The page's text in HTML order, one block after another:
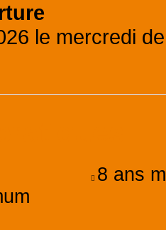
le mercredi
8 ans